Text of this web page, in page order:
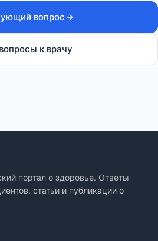
вопрос
к врачу
портал о здоровье. Ответы
статьи и публикации о